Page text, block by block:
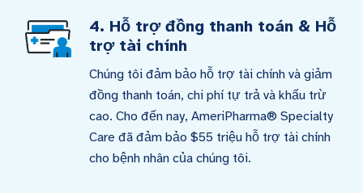
4. Hỗ trợ đồng thanh toán & Hỗ
trợ tài chính
Chúng tôi đảm bảo hỗ trợ tài chính và giảm
đồng thanh toán, chi phí tự trả và khấu trừ
cao. Cho đến nay, AmeriPharma® Specialty
Care đã đảm bảo $55 triệu hỗ trợ tài chính
cho bệnh nhân của chúng tôi.